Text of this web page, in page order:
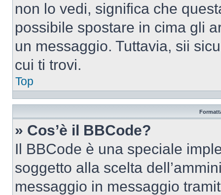
non lo vedi, significa che
possibile spostare in cima gli
un messaggio. Tuttavia, sii
cui ti trovi.
Top
» Cos’è il BBCode?
Il BBCode è una speciale
soggetto alla scelta
messaggio in messaggio